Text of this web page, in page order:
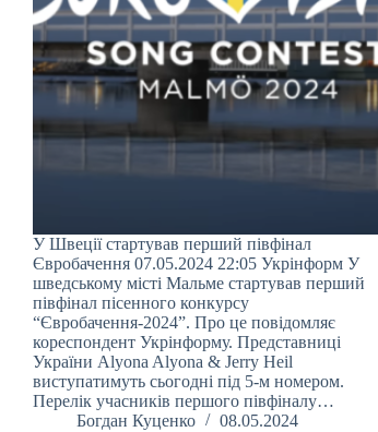
У Швеції стартував перший півфінал
Євробачення 07.05.2024 22:05 Укрінформ У
шведському місті Мальме стартував перший
півфінал пісенного конкурсу
“Євробачення-2024”. Про це повідомляє
кореспондент Укрінформу. Представниці
України Alyona Alyona & Jerry Heil
виступатимуть сьогодні під 5-м номером.
Перелік учасників першого півфіналу…
Богдан Куценко
08.05.2024